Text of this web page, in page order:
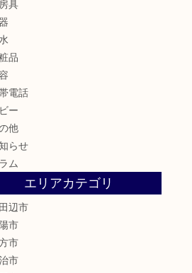
具
品
電話
ー
他
らせ
ム
エリアカテゴリ
辺市
市
市
市